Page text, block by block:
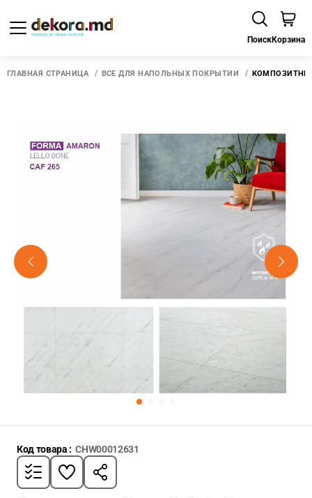
ПоискКорзина
ГЛАВНАЯ СТРАНИЦА ВСЕ ДЛЯ НАПОЛЬНЫХ ПОКРЫТИЙ КОМПОЗИТНЫЙ
Код товара : CHW00012631